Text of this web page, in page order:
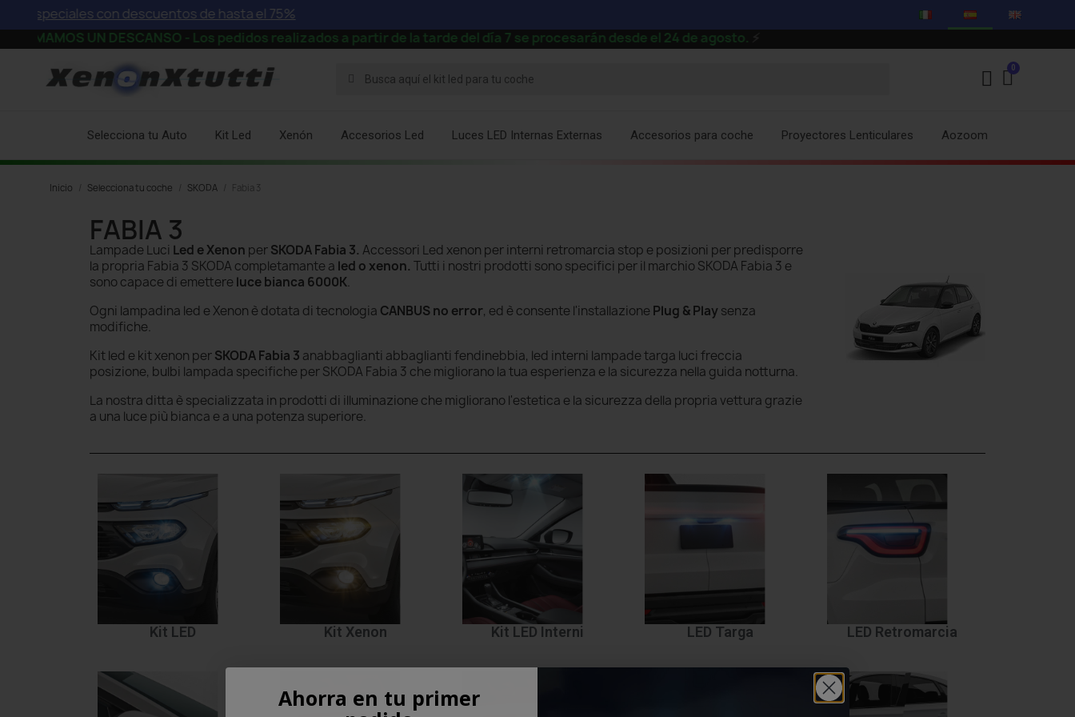
con descuentos de hasta el 75%
UN DESCANSO - Los pedidos realizados a partir de la tarde del día 7 se procesarán desde el 24 de agosto.⚡
Selecciona tu Auto Kit Led Xenón Accesorios Led Luces LED Internas Externas Accesorios para coche Proyectores Lenticulares Aozoom
Inicio Selecciona tu coche SKODA Fabia 3
FABIA 3
Lampade Luci Led e Xenon perSKODA Fabia 3. Accessori Led xenon per interni retromarcia stop e posizioni per predisporre
la propria Fabia 3 SKODA completamante a led o xenon. Tutti i nostri prodotti sono specifici per il marchio SKODA Fabia 3 e
sono capace di emettere luce bianca 6000K.
Ogni lampadina led e Xenon è dotata di tecnologia CANBUS no error, ed è consente l'installazione Plug & Playsenza
modifiche.
Kit led e kit xenon perSKODA Fabia 3 anabbaglianti abbaglianti fendinebbia, led interni lampade targa luci freccia
posizione, bulbi lampada specifiche per SKODA Fabia 3 che migliorano la tua esperienza e la sicurezza nella guida notturna.
La nostra ditta è specializzata in prodotti di illuminazione che migliorano l'estetica e la sicurezza della propria vettura grazie
a una luce più bianca e a una potenza superiore.
Kit LED Kit Xenon Kit LED Interni LED Targa LED Retromarcia
Ahorra en tu primer